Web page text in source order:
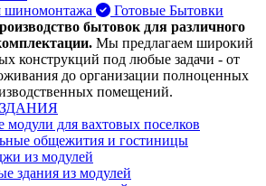
шиномонтажа
Готовые Бытовки
бытовок для различного
Мы предлагаем широкий
конструкций под любые задачи - от
до организации полноценных
помещений.
для вахтовых поселков
общежития и гостиницы
из модулей
здания из модулей